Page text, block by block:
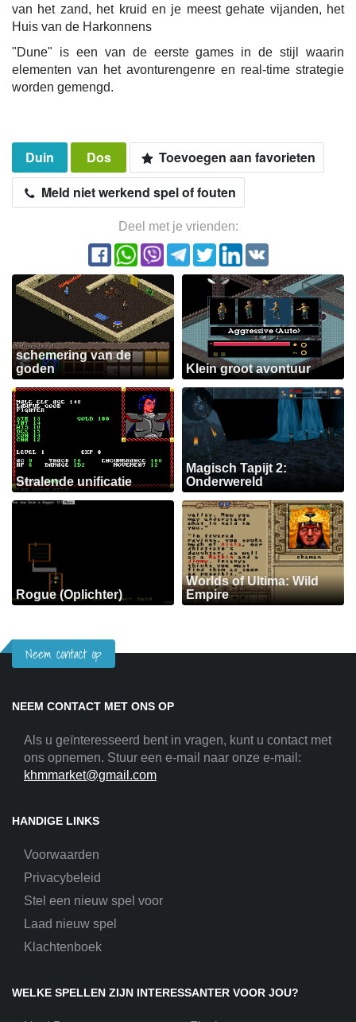
van het zand, het kruid en je meest gehate vijanden, het
Huis van de Harkonnens
"Dune" is een van de eerste games in de stijl waarin
elementen van het avonturengenre en real-time strategie
worden gemengd.
Duin Dos
Toevoegen aan favorieten
Meld niet werkend spel of fouten
Deel met je vrienden:
schemering van de
goden
Klein groot avontuur
Stralende unificatie
Magisch Tapijt 2:
Onderwereld
Rogue (Oplichter)
Worlds of Ultima: Wild
Empire
Neem contact op
NEEM CONTACT MET ONS OP
Als u geïnteresseerd bent in vragen, kunt u contact met
ons opnemen. Stuur een e-mail naar onze e-mail:
khmmarket@gmail.com
HANDIGE LINKS
Voorwaarden
Privacybeleid
Stel een nieuw spel voor
Laad nieuw spel
Klachtenboek
WELKE SPELLEN ZIJN INTERESSANTER VOOR JOU?